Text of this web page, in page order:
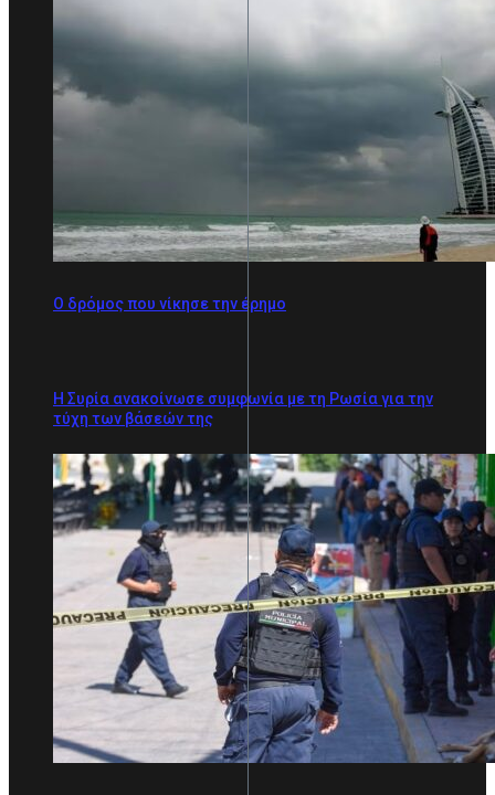
Ο δρόμος που νίκησε την έρημο
Η Συρία ανακοίνωσε συμφωνία με τη Ρωσία για την
τύχη των βάσεών της